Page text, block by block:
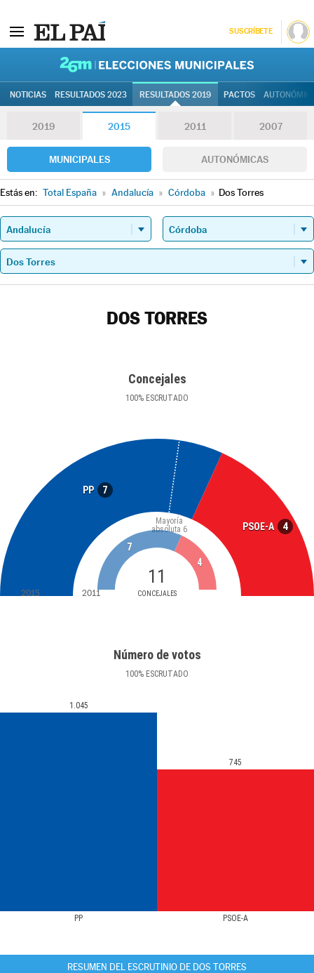
SUSCRÍBETE
NOTICIAS RESULTADOS 2023 RESULTADOS 2019 PACTOS
2019 2015 2011 2007
MUNICIPALES AUTONÓMICAS
Estás en: Total España » Andalucía » Córdoba » Dos Torres
DOS TORRES
Concejales
100% ESCRUTADO
PP 7
PSOE-A 4
11
CONCEJALES
Mayoría
absoluta 6
7
4
2015 2011
Número de votos
100% ESCRUTADO
PP PSOE-A
1.045
745
RESUMEN DEL ESCRUTINIO DE DOS TORRES